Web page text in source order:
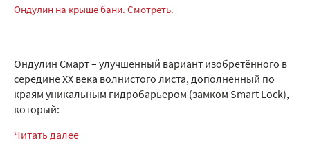
Ондулин на крыше бани. Смотреть.
Ондулин Смарт – улучшенный вариант изобретённого в
середине XX века волнистого листа, дополненный по
краям уникальным гидробарьером (замком Smart Lock),
который:
Читать далее